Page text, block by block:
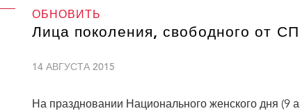
ОБНОВИТЬ
Лица поколения, свободного от
14 АВГУСТА 2015
На праздновании Национального женского дня (9